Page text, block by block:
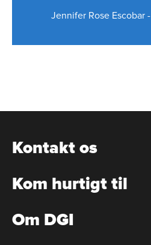
Jennifer Rose Escobar-
Kontakt os
Kom hurtigt til
Om DGI